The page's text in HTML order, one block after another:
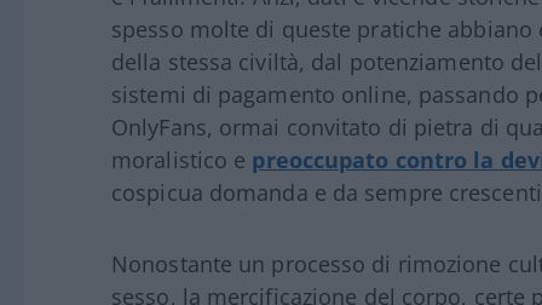
spesso molte di queste pratiche
della stessa civiltà, dal potenziamento
sistemi di pagamento online, passando
OnlyFans, ormai convitato di pietra di
moralistico e preoccupato contro la
cospicua domanda e da sempre
Nonostante un processo di rimozione
sesso, la mercificazione del corpo,